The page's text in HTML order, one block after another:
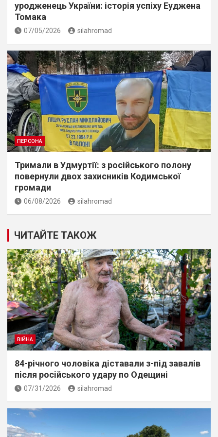
уродженець України: історія успіху Еуджена
Томака
07/05/2026 silahromad
ПЕРСОНА
Тримали в Удмуртії: з російського полону
повернули двох захисників Кодимської
громади
06/08/2026 silahromad
ЧИТАЙТЕ ТАКОЖ
ВІЙНА
84-річного чоловіка діставали з-під завалів
пiсля росiйського удару по Одещині
07/31/2026 silahromad